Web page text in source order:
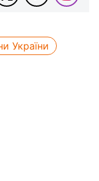
України